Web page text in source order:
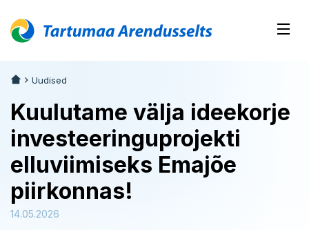
Uudised
Kuulutame välja ideekorje
investeeringuprojekti
elluviimiseks Emajõe
piirkonnas!
14.05.2026